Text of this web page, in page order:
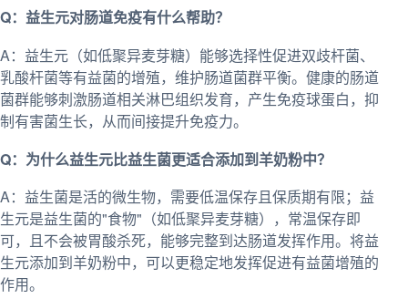
Q：益生元对肠道免疫有什么帮助？
A：益生元（如低聚异麦芽糖）能够选择性促进双歧杆菌、
乳酸杆菌等有益菌的增殖，维护肠道菌群平衡。健康的肠道
菌群能够刺激肠道相关淋巴组织发育，产生免疫球蛋白，抑
制有害菌生长，从而间接提升免疫力。
Q：为什么益生元比益生菌更适合添加到羊奶粉中？
A：益生菌是活的微生物，需要低温保存且保质期有限；益
生元是益生菌的"食物"（如低聚异麦芽糖），常温保存即
可，且不会被胃酸杀死，能够完整到达肠道发挥作用。将益
生元添加到羊奶粉中，可以更稳定地发挥促进有益菌增殖的
作用。